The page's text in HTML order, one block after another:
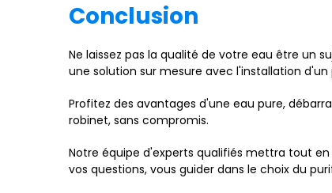
Conclusion
Ne laissez pas la qualité de votre eau être un
une solution sur mesure avec l'installation
Profitez des avantages d'une eau pure,
robinet, sans compromis.
Notre équipe d'experts qualifiés mettra tout
vos questions, vous guider dans le choix du